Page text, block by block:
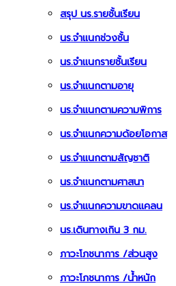
สรุป นร.รายชั้นเรียน
นร.จำแนกช่วงชั้น
นร.จำแนกรายชั้นเรียน
นร.จำแนกตามอายุ
นร.จำแนกตามความพิการ
นร.จำแนกความด้อยโอกาส
นร.จำแนกตามสัญชาติ
นร.จำแนกตามศาสนา
นร.จำแนกความขาดแคลน
นร.เดินทางเกิน 3 กม.
ภาวะโภชนาการ /ส่วนสูง
ภาวะโภชนาการ /น้ำหนัก